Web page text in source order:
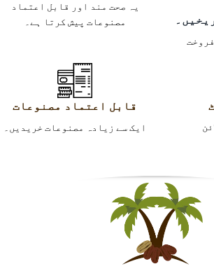
یہ صحت مند اور قابل اعتماد
مصنوعات پیش کرتا ہے۔
قابل اعتماد مصنوعات
ایک سے زیادہ مصنوعات خریدیں۔